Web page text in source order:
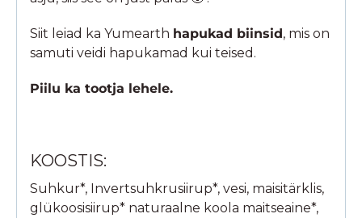
Siit leiad ka Yumearth hapukad biinsid, mis on
samuti veidi hapukamad kui teised.
Piilu ka tootja lehele.
KOOSTIS:
Suhkur*, Invertsuhkrusiirup*, vesi, maisitärklis,
glükoosisiirup* naturaalne koola maitseaine*,